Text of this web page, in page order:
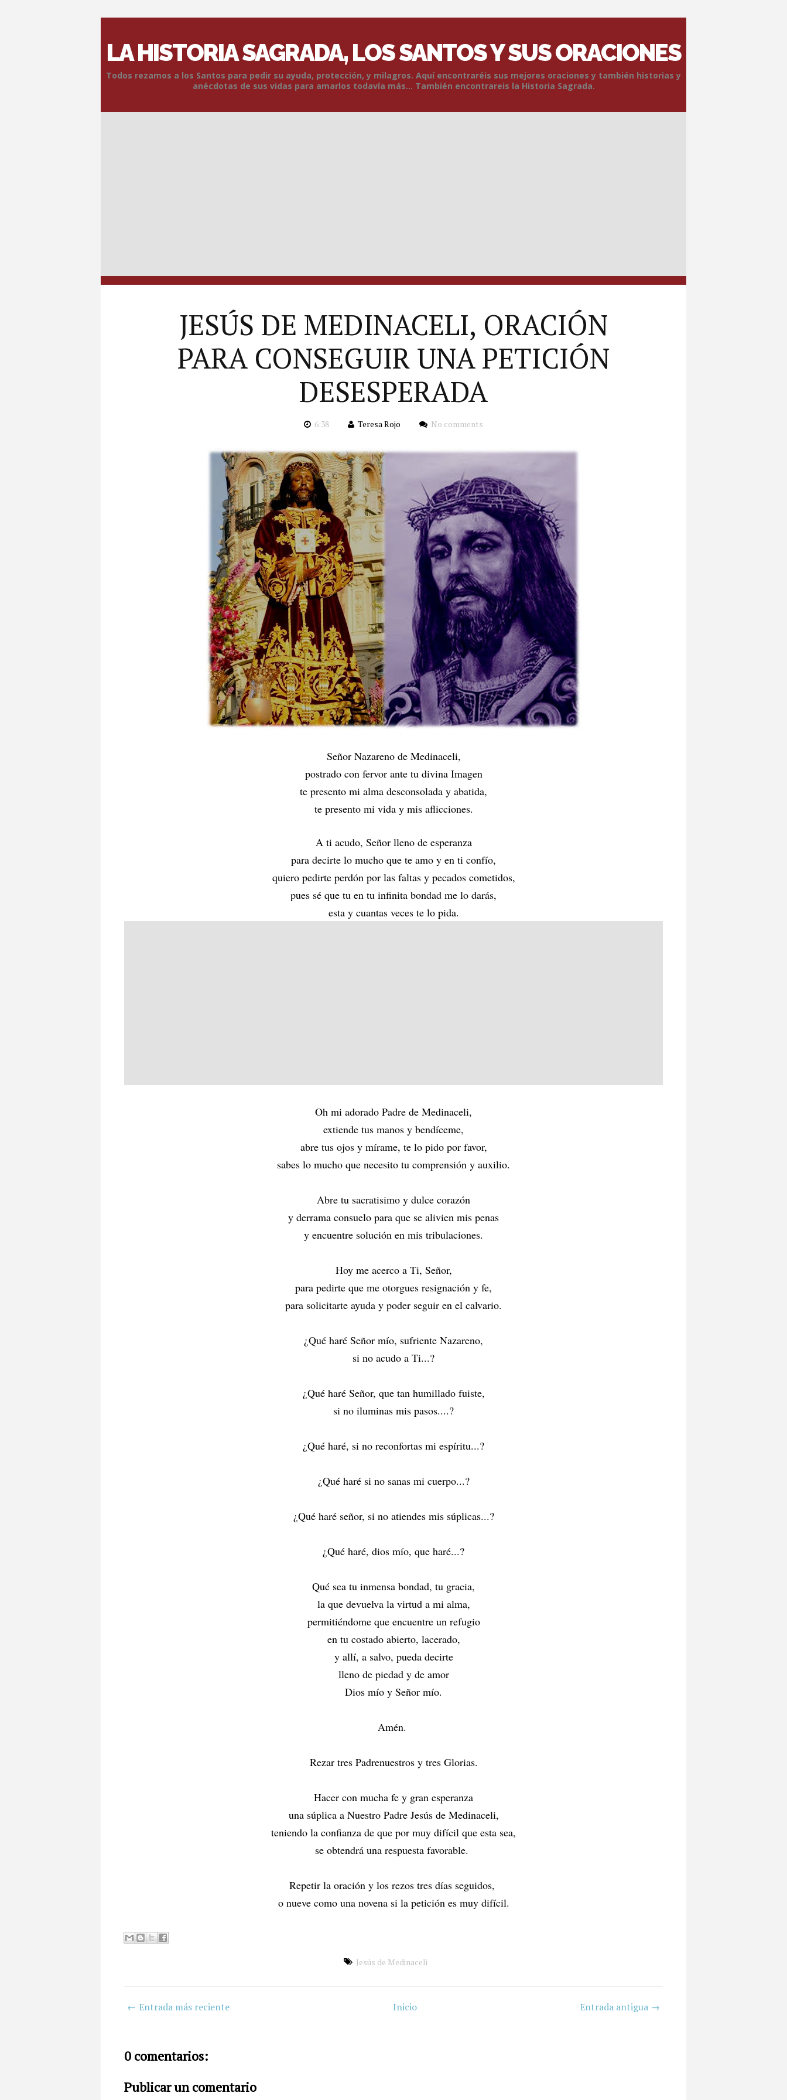
LA HISTORIA SAGRADA, LOS SANTOS Y SUS ORACIONES
Todos rezamos a los Santos para pedir su ayuda, protección, y milagros. Aquí encontraréis sus mejores oraciones y también historias y
anécdotas de sus vidas para amarlos todavía más... También encontrareis la Historia Sagrada.
JESÚS DE MEDINACELI, ORACIÓN
PARA CONSEGUIR UNA PETICIÓN
DESESPERADA
6:38 Teresa Rojo No comments
Señor Nazareno de Medinaceli,
postrado con fervor ante tu divina Imagen
te presento mi alma desconsolada y abatida,
te presento mi vida y mis aflicciones.
A ti acudo, Señor lleno de esperanza
para decirte lo mucho que te amo y en ti confío,
quiero pedirte perdón por las faltas y pecados cometidos,
pues sé que tu en tu infinita bondad me lo darás,
esta y cuantas veces te lo pida.
Oh mi adorado Padre de Medinaceli,
extiende tus manos y bendíceme,
abre tus ojos y mírame, te lo pido por favor,
sabes lo mucho que necesito tu comprensión y auxilio.
Abre tu sacratisimo y dulce corazón
y derrama consuelo para que se alivien mis penas
y encuentre solución en mis tribulaciones.
Hoy me acerco a Ti, Señor,
para pedirte que me otorgues resignación y fe,
para solicitarte ayuda y poder seguir en el calvario.
¿Qué haré Señor mío, sufriente Nazareno,
si no acudo a Ti...?
¿Qué haré Señor, que tan humillado fuiste,
si no iluminas mis pasos....?
¿Qué haré, si no reconfortas mi espíritu...?
¿Qué haré si no sanas mi cuerpo...?
¿Qué haré señor, si no atiendes mis súplicas...?
¿Qué haré, dios mío, que haré...?
Qué sea tu inmensa bondad, tu gracia,
la que devuelva la virtud a mi alma,
permitiéndome que encuentre un refugio
en tu costado abierto, lacerado,
y allí, a salvo, pueda decirte
lleno de piedad y de amor
Dios mío y Señor mío.
Amén.
Rezar tres Padrenuestros y tres Glorias.
Hacer con mucha fe y gran esperanza
una súplica a Nuestro Padre Jesús de Medinaceli,
teniendo la confianza de que por muy difícil que esta sea,
se obtendrá una respuesta favorable.
Repetir la oración y los rezos tres días seguidos,
o nueve como una novena si la petición es muy difícil.
Jesús de Medinaceli
← Entrada más reciente Entrada antigua →
Inicio
0 comentarios:
Publicar un comentario